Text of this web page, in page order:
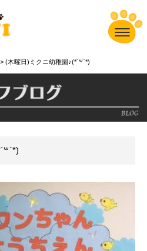
> (木曜日)ミクニ幼稚園♪(*´꒳`*)